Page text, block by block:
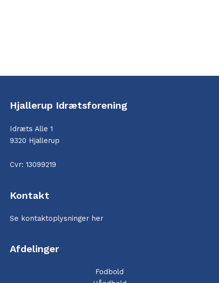
Hjallerup Idrætsforening
Idræts Alle 1
9320 Hjallerup
Cvr: 13099219
Kontakt
Se kontaktoplysninger her
Afdelinger
Fodbold